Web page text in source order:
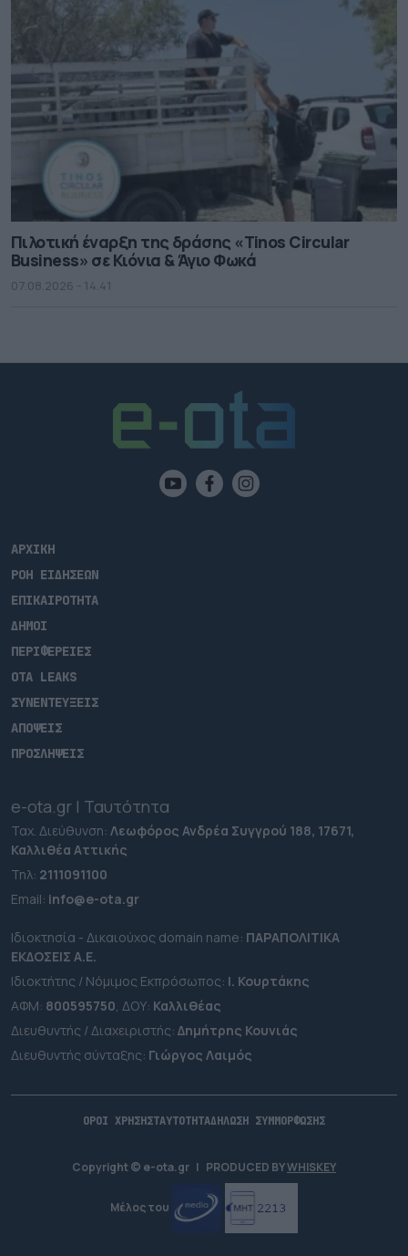
Πιλοτική έναρξη της δράσης «Tinos Circular
Business» σε Κιόνια & Άγιο Φωκά
07.08.2026 - 14.41
ΑΡΧΙΚΗ
ΡΟΗ ΕΙΔΗΣΕΩΝ
ΕΠΙΚΑΙΡΟΤΗΤΑ
ΔΗΜΟΙ
ΠΕΡΙΦΕΡΕΙΕΣ
OTA LEAKS
ΣΥΝΕΝΤΕΥΞΕΙΣ
ΑΠΟΨΕΙΣ
ΠΡΟΣΛΗΨΕΙΣ
e-ota.gr | Ταυτότητα
Ταχ. Διεύθυνση: Λεωφόρος Ανδρέα Συγγρού 188, 17671,
Καλλιθέα Αττικής
Τηλ: 2111091100
Εmail: info@e-ota.gr
Ιδιοκτησία - Δικαιούχος domain name: ΠΑΡΑΠΟΛΙΤΙΚΑ
ΕΚΔΟΣΕΙΣ A.E.
Ιδιοκτήτης / Νόμιμος Εκπρόσωπος: Ι. Κουρτάκης
ΑΦΜ: 800595750, ΔΟΥ: Καλλιθέας
Διευθυντής / Διαχειριστής: Δημήτρης Κουνιάς
Διευθυντής σύνταξης: Γιώργος Λαιμός
ΟΡΟΙ ΧΡΗΣΗΣΤΑΥΤΟΤΗΤΑΔΗΛΩΣΗ ΣΥΜΜΟΡΦΩΣΗΣ
Copyright © e-ota.gr | PRODUCED BYWHISKEY
Μέλος του